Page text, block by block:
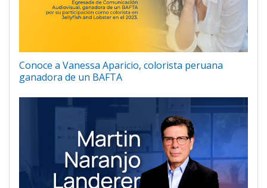
Conoce a Vanessa Aparicio, colorista peruana
ganadora de un BAFTA